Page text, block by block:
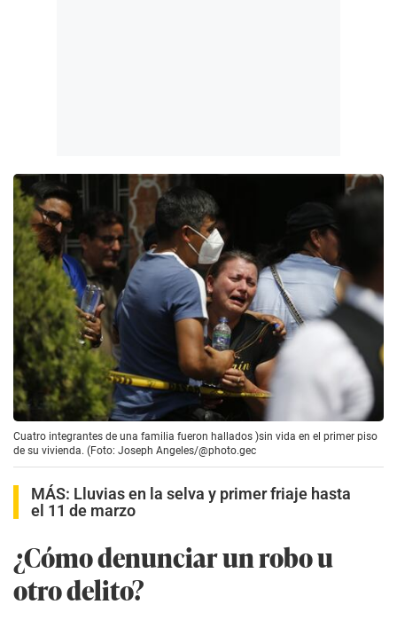
Cuatro integrantes de una familia fueron hallados )sin vida en el primer piso
de su vivienda. (Foto: Joseph Angeles/@photo.gec
MÁS: Lluvias en la selva y primer friaje hasta
el 11 de marzo
¿Cómo denunciar un robo u
otro delito?